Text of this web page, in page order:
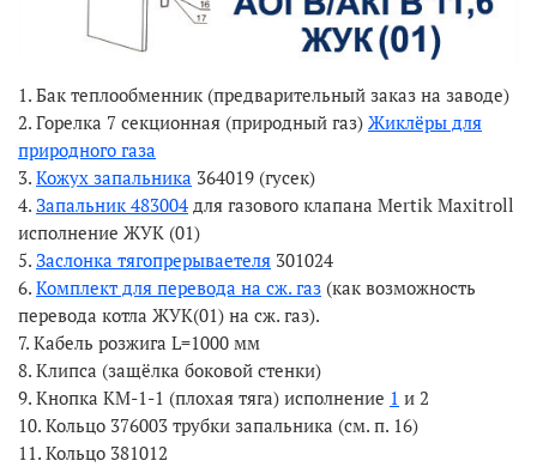
1. Бак теплообменник (предварительный заказ на заводе)
2. Горелка 7 секционная (природный газ) Жиклёры для
природного газа
3. Кожух запальника 364019 (гусек)
4. Запальник 483004 для газового клапана Mertik Maxitroll
исполнение ЖУК (01)
5. Заслонка тягопрерываетеля 301024
6. Комплект для перевода на сж. газ (как возможность
перевода котла ЖУК(01) на сж. газ).
7. Кабель розжига L=1000 мм
8. Клипса (защёлка боковой стенки)
9. Кнопка КМ-1-1 (плохая тяга) исполнение 1 и 2
10. Кольцо 376003 трубки запальника (см. п. 16)
11. Кольцо 381012